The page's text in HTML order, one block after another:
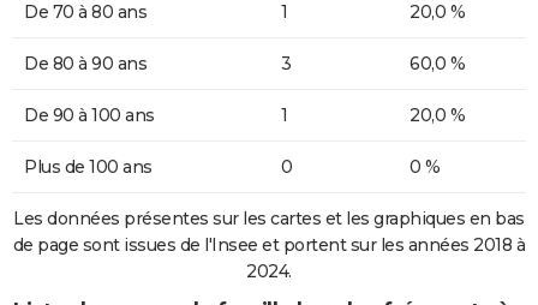
De 70 à 80 ans 1 20,0 %
De 80 à 90 ans 3 60,0 %
De 90 à 100 ans 1 20,0 %
Plus de 100 ans 0 0 %
Les données présentes sur les cartes et les graphiques en bas
de page sont issues de l'Insee et portent sur les années 2018 à
2024.